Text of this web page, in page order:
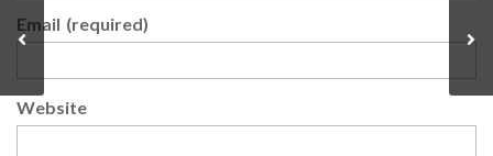
Email (required)
Website